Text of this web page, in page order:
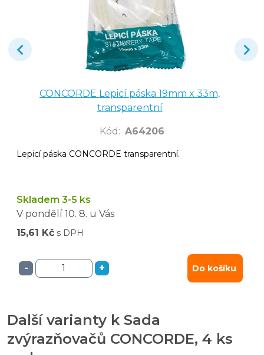
CONCORDE Lepicí páska 19mm x 33m,
transparentní
Kód : A64206
Lepicí páska CONCORDE transparentní.
Skladem 3-5 ks
V pondělí 10. 8. u Vás
15,61 Kč s DPH
- + Do košíku
Další varianty k Sada
zvýrazňovačů CONCORDE, 4 ks